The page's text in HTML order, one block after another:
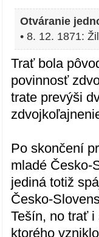
Otváranie
• 8. 12. 1871:
Trať bola
povinnosť
trate prevýši
Po skončení
mladé Česko-
jediná totiž
Česko-
Tešín, no trať
ktorého